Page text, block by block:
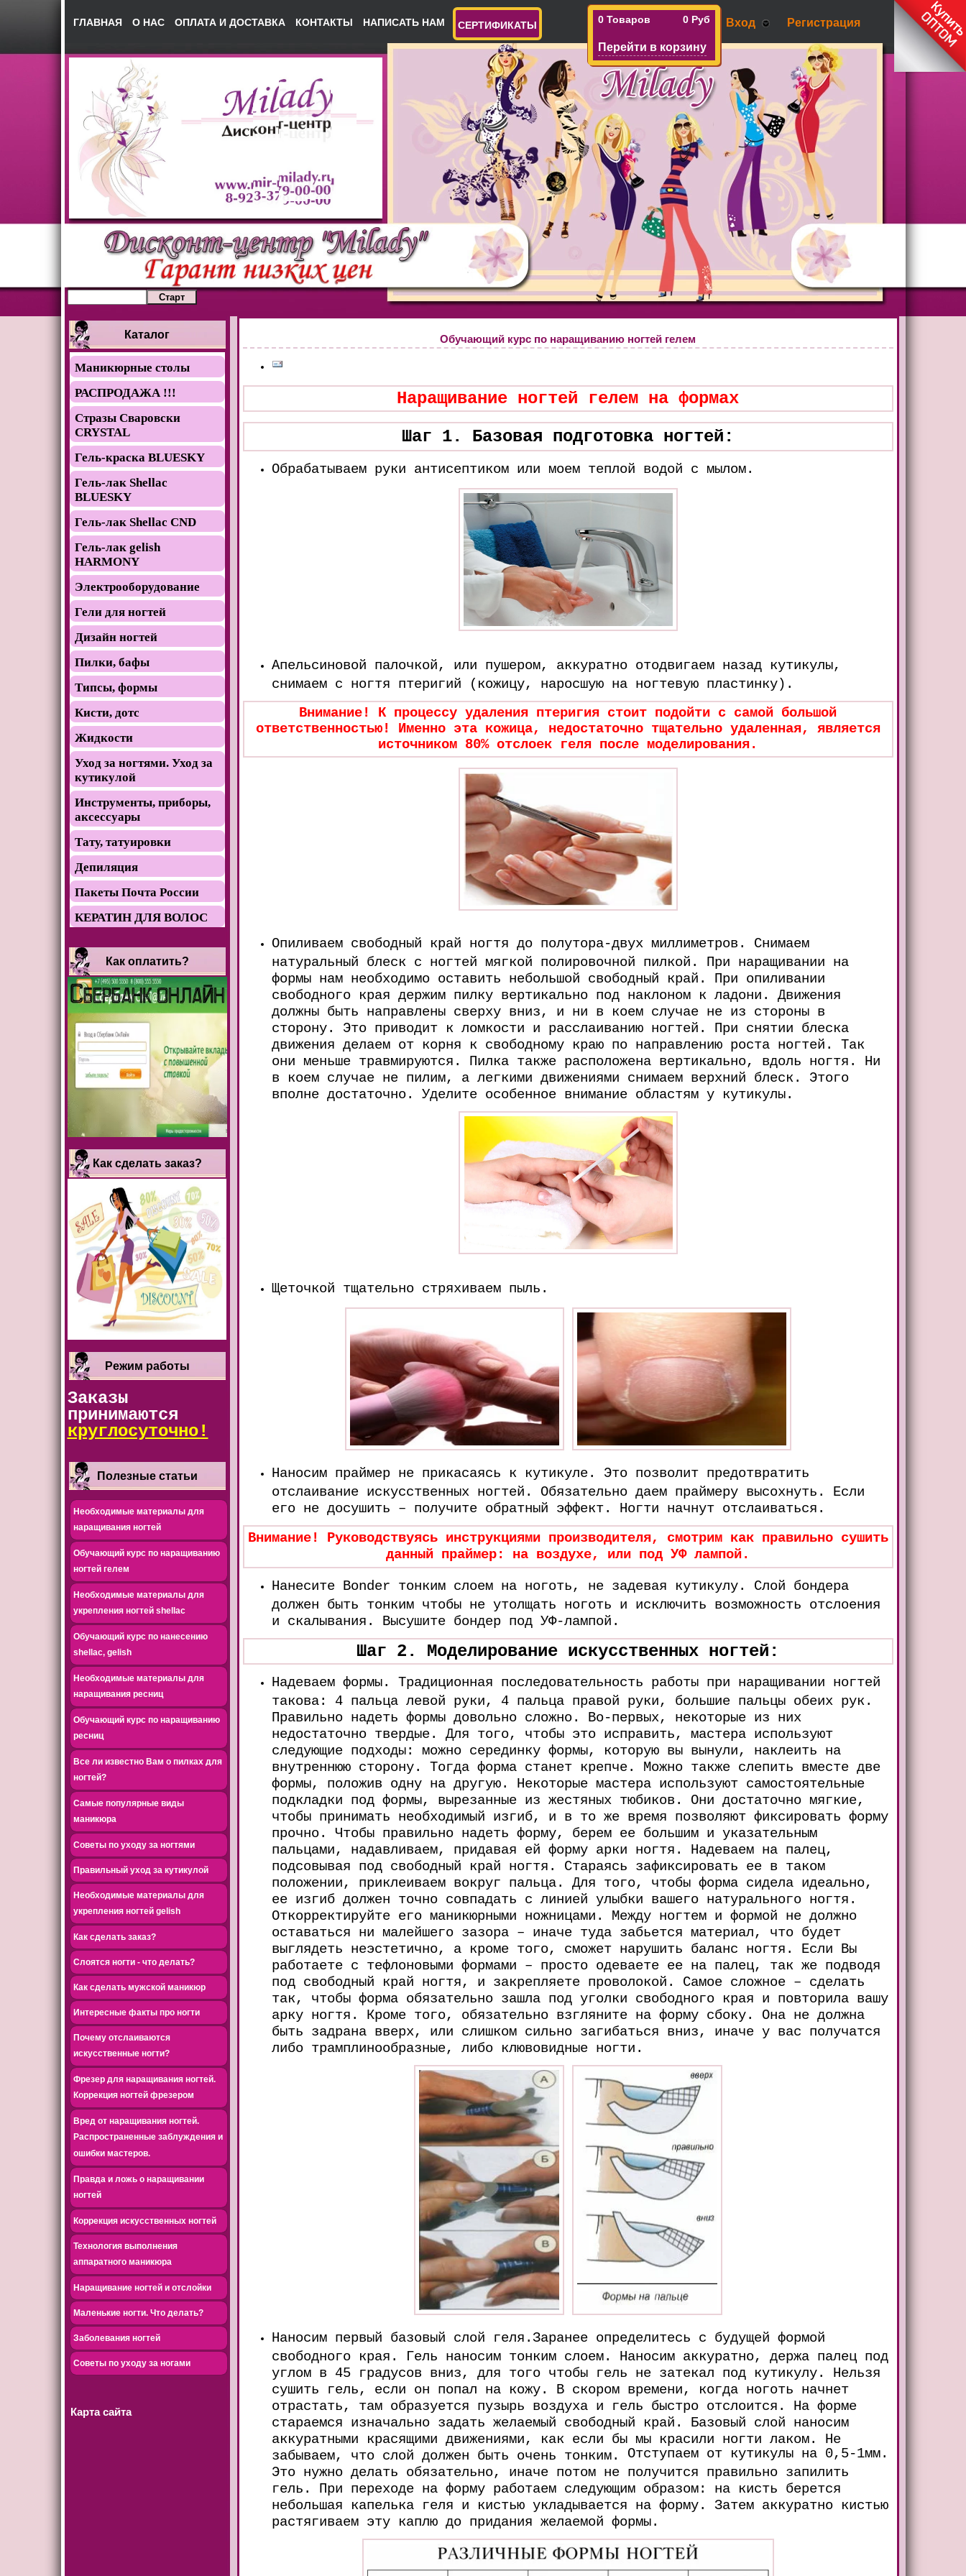
0 Товаров 0 Руб
Перейти в корзину
Вход Регистрация
ГЛАВНАЯ О НАС ОПЛАТА И ДОСТАВКА КОНТАКТЫ НАПИСАТЬ НАМ СЕРТИФИКАТЫ
Каталог
Маникюрные столы
РАСПРОДАЖА !!!
Стразы Сваровски
CRYSTAL
Гель-краска BLUESKY
Гель-лак Shellac
BLUESKY
Гель-лак Shellac CND
Гель-лак gelish
HARMONY
Электрооборудование
Гели для ногтей
Дизайн ногтей
Пилки, бафы
Типсы, формы
Кисти, дотс
Жидкости
Уход за ногтями. Уход за
кутикулой
Инструменты, приборы,
аксессуары
Тату, татуировки
Депиляция
Пакеты Почта России
КЕРАТИН ДЛЯ ВОЛОС
Как оплатить?
Как сделать заказ?
Режим работы
Заказы
принимаются
круглосуточно!
Полезные статьи
Необходимые материалы для
наращивания ногтей
Обучающий курс по наращиванию
ногтей гелем
Необходимые материалы для
укрепления ногтей shellac
Обучающий курс по нанесению
shellac, gelish
Необходимые материалы для
наращивания ресниц
Обучающий курс по наращиванию
ресниц
Все ли известно Вам о пилках для
ногтей?
Самые популярные виды
маникюра
Советы по уходу за ногтями
Правильный уход за кутикулой
Необходимые материалы для
укрепления ногтей gelish
Как сделать заказ?
Слоятся ногти - что делать?
Как сделать мужской маникюр
Интересные факты про ногти
Почему отслаиваются
искусственные ногти?
Фрезер для наращивания ногтей.
Коррекция ногтей фрезером
Вред от наращивания ногтей.
Распространенные заблуждения и
ошибки мастеров.
Правда и ложь о наращивании
ногтей
Коррекция искусственных ногтей
Технология выполнения
аппаратного маникюра
Наращивание ногтей и отслойки
Маленькие ногти. Что делать?
Заболевания ногтей
Советы по уходу за ногами
Карта сайта
Обучающий курс по наращиванию ногтей гелем
Наращивание ногтей гелем на формах
Шаг 1. Базовая подготовка ногтей:
Обрабатываем руки антисептиком или моем теплой водой с мылом.
Апельсиновой палочкой, или пушером, аккуратно отодвигаем назад кутикулы,
снимаем с ногтя птеригий (кожицу, наросшую на ногтевую пластинку).
Внимание! К процессу удаления птеригия стоит подойти с самой большой
ответственностью!
Именно эта кожица, недостаточно тщательно удаленная, является
источником 80% отслоек геля после моделирования.
Опиливаем свободный край ногтя до полутора-двух миллиметров. Снимаем
натуральный блеск с ногтей мягкой полировочной пилкой. При наращивании на
формы нам необходимо оставить небольшой свободный край. При опиливании
свободного края держим пилку вертикально под наклоном к ладони. Движения
должны быть направлены сверху вниз, и ни в коем случае не из стороны в
сторону. Это приводит к ломкости и расслаиванию ногтей. При снятии блеска
движения делаем от корня к свободному краю по направлению роста ногтей. Так
они меньше травмируются. Пилка также расположена вертикально, вдоль ногтя. Ни
в коем случае не пилим, а легкими движениями снимаем верхний блеск. Этого
вполне достаточно. Уделите особенное внимание областям у кутикулы.
Щеточкой тщательно стряхиваем пыль.
Наносим праймер не прикасаясь к кутикуле. Это позволит предотвратить
отслаивание искусственных ногтей. Обязательно даем праймеру высохнуть. Если
его не досушить – получите обратный эффект. Ногти начнут отслаиваться.
Внимание! Руководствуясь инструкциями производителя, смотрим как правильно сушить
данный праймер: на воздухе, или под УФ лампой.
Нанесите Bonder тонким слоем на ноготь, не задевая кутикулу. Слой бондера
должен быть тонким чтобы не утолщать ноготь и исключить возможность отслоения
и скалывания. Высушите бондер под УФ-лампой.
Шаг 2. Моделирование искусственных ногтей:
Надеваем формы. Традиционная последовательность работы при наращивании ногтей
такова: 4 пальца левой руки, 4 пальца правой руки, большие пальцы обеих рук.
Правильно надеть формы довольно сложно. Во-первых, некоторые из них
недостаточно твердые. Для того, чтобы это исправить, мастера используют
следующие подходы: можно серединку формы, которую вы вынули, наклеить на
внутреннюю сторону. Тогда форма станет крепче. Можно также слепить вместе две
формы, положив одну на другую. Некоторые мастера используют самостоятельные
подкладки под формы, вырезанные из жестяных тюбиков. Они достаточно мягкие,
чтобы принимать необходимый изгиб, и в то же время позволяют фиксировать форму
прочно. Чтобы правильно надеть форму, берем ее большим и указательным
пальцами, надавливаем, придавая ей форму арки ногтя. Надеваем на палец,
подсовывая под свободный край ногтя. Стараясь зафиксировать ее в таком
положении, приклеиваем вокруг пальца. Для того, чтобы форма сидела идеально,
ее изгиб должен точно совпадать с линией улыбки вашего натурального ногтя.
Откорректируйте его маникюрными ножницами. Между ногтем и формой не должно
оставаться ни малейшего зазора – иначе туда забьется материал, что будет
выглядеть неэстетично, а кроме того, сможет нарушить баланс ногтя. Если Вы
работаете с тефлоновыми формами – просто одеваете ее на палец, так же подводя
под свободный край ногтя, и закрепляете проволокой. Самое сложное – сделать
так, чтобы форма обязательно зашла под уголки свободного края и повторила вашу
арку ногтя. Кроме того, обязательно взгляните на форму сбоку. Она не должна
быть задрана вверх, или слишком сильно загибаться вниз, иначе у вас получатся
либо трамплинообразные, либо клювовидные ногти.
Наносим первый базовый слой геля.Заранее определитесь с будущей формой
свободного края. Гель наносим тонким слоем. Наносим аккуратно, держа палец под
углом в 45 градусов вниз, для того чтобы гель не затекал под кутикулу. Нельзя
сушить гель, если он попал на кожу. В скором времени, когда ноготь начнет
отрастать, там образуется пузырь воздуха и гель быстро отслоится. На форме
стараемся изначально задать желаемый свободный край. Базовый слой наносим
аккуратными красящими движениями, как если бы мы красили ногти лаком. Не
забываем, что слой должен быть очень тонким. Отступаем от кутикулы на 0,5-1мм.
Это нужно делать обязательно, иначе потом не получится правильно запилить
гель. При переходе на форму работаем следующим образом: на кисть берется
небольшая капелька геля и кистью укладывается на форму. Затем аккуратно кистью
растягиваем эту каплю до придания желаемой формы.